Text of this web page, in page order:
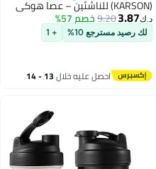
(KARSON) للناشئين – عصا هوكي
ميدان خفيفة الوزن للأطفال
والمبتدئين | عصا تدريب متينة
د.ك‏3.87
9.20خصم 57%
لك رصيد مسترجع 10% + 1
احصل عليه خلال 13 - 14